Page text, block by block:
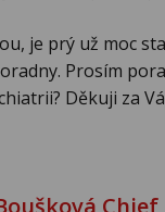
je prý už moc
Prosím
Děkuji za